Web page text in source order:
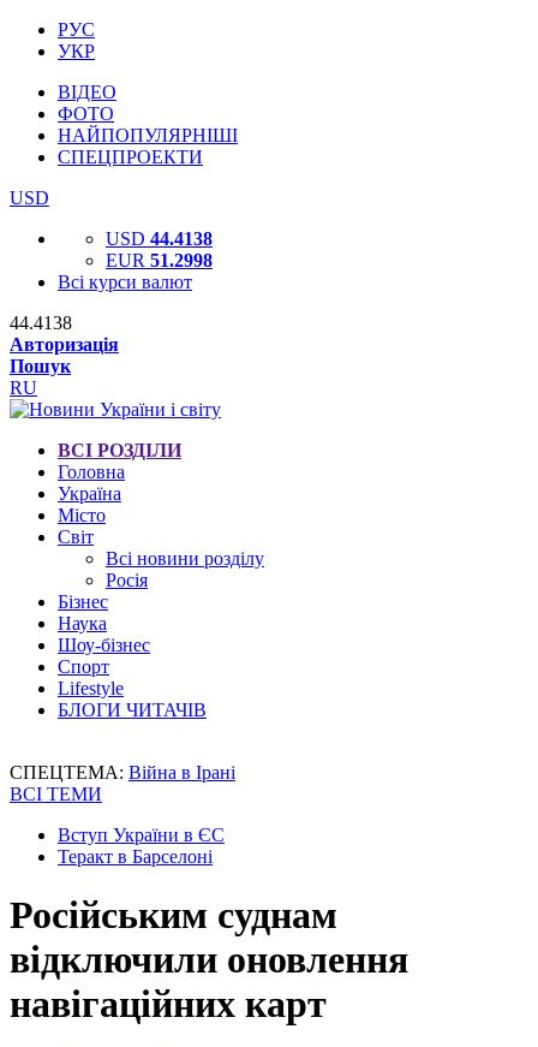
РУС
УКР
ВІДЕО
ФОТО
НАЙПОПУЛЯРНІШІ
СПЕЦПРОЕКТИ
USD
USD 44.4138
EUR 51.2998
Всі курси валют
44.4138
Авторизація
Пошук
RU
ВСІ РОЗДІЛИ
Головна
Україна
Місто
Світ
Всі новини розділу
Росія
Бізнес
Наука
Шоу-бізнес
Спорт
Lifestyle
БЛОГИ ЧИТАЧІВ
СПЕЦТЕМА: Війна в Ірані
ВСІ ТЕМИ
Вступ України в ЄС
Теракт в Барселоні
Російським суднам
відключили оновлення
навігаційних карт